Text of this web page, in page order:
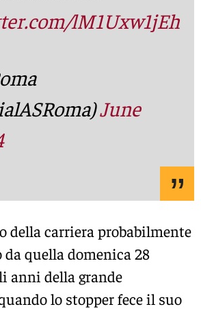
lM1Uxw1jEh
June
della carriera probabilmente
da quella domenica 28
anni della grande
lo stopper fece il suo